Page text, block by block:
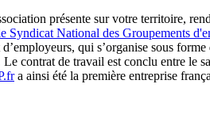
présente sur votre territoire,
Syndicat National des Groupements
qui s’organise sous
contrat de travail est conclu entre le
a ainsi été la première entreprise